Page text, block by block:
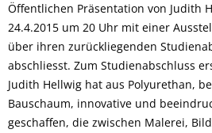
Öffentlichen Präsentation von Judith
24.4.2015 um 20 Uhr mit einer
über ihren zurückliegenden
abschliesst. Zum Studienabschluss
Judith Hellwig hat aus Polyurethan,
Bauschaum, innovative und
geschaffen, die zwischen Malerei,